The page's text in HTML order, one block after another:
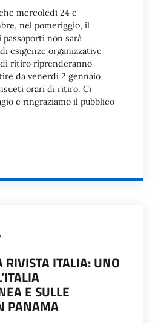
mercoledì 24 e
nel pomeriggio, il
non sarà
esigenze organizzative
ritiro riprenderanno
da venerdì 2 gennaio
orari di ritiro. Ci
e ringraziamo il pubblico
RIVISTA ITALIA: UNO
E SULLE
PANAMA